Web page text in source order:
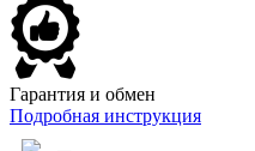
Гарантия и обмен
Подробная инструкция